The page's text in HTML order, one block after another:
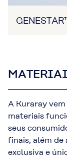
A Kuraray
materiais
seus
finais, além de
exclusiva e